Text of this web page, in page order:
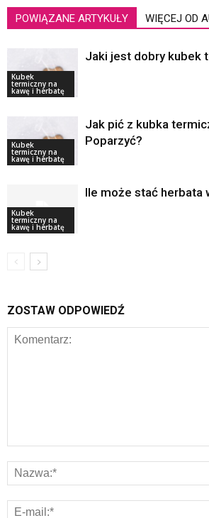
POWIĄZANE ARTYKUŁY WIĘCEJ OD
Kubek
termiczny na
kawę i herbatę
Jaki jest dobry kubek
Kubek
termiczny na
kawę i herbatę
Jak pić z kubka
Poparzyć?
Kubek
termiczny na
kawę i herbatę
Ile może stać herbata
ZOSTAW ODPOWIEDŹ